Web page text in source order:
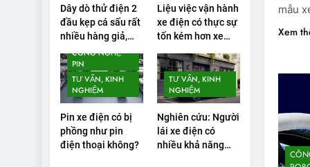
Dây dò thử điện 2
đầu kẹp cá sấu rất
nhiều hàng giả,
ro
Liệu việc vận hành
xe điện có thực sự
tốn kém hơn xe
không?
CÔNG NGHỆ
PIN
TƯ VẤN, KINH
NGHIỆM
Pin xe điện có bị
phồng như pin
điện thoại không?
TƯ VẤN, KINH
NGHIỆM
Nghiên cứu: Người
lái xe điện có
nhiều khả năng
mẫu
Xem